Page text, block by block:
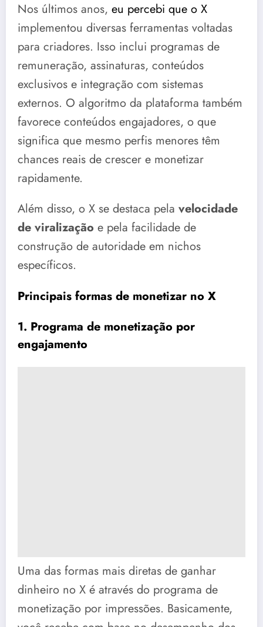
Nos últimos anos, eu percebi que o X
implementou diversas ferramentas voltadas
para criadores. Isso inclui programas de
remuneração, assinaturas, conteúdos
exclusivos e integração com sistemas
externos. O algoritmo da plataforma também
favorece conteúdos engajadores, o que
significa que mesmo perfis menores têm
chances reais de crescer e monetizar
rapidamente.
Além disso, o X se destaca pela velocidade
de viralização e pela facilidade de
construção de autoridade em nichos
específicos.
Principais formas de monetizar no X
1. Programa de monetização por
engajamento
Uma das formas mais diretas de ganhar
dinheiro no X é através do programa de
monetização por impressões. Basicamente,